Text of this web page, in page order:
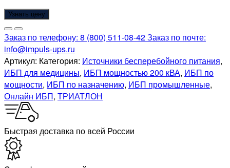
Узнать цену
Заказ по телефону: 8 (800) 511-08-42Заказ по почте:
info@impuls-ups.ru
Артикул: Категория: Источники бесперебойного питания,
ИБП для медицины, ИБП мощностью 200 кВА, ИБП по
мощности, ИБП по назначению, ИБП промышленные,
Онлайн ИБП, ТРИАТЛОН
Быстрая доставка по всей России